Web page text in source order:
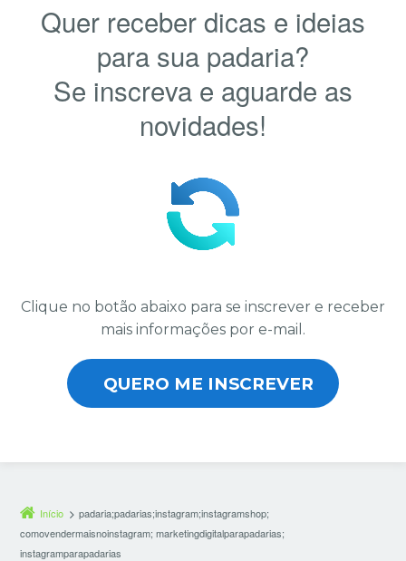
Quer receber dicas e ideias
para sua padaria?
Se inscreva e aguarde as
novidades!
Clique no botão abaixo para se inscrever e receber
mais informações por e-mail.
QUERO ME INSCREVER
Início
padaria;padarias;instagram;instagramshop;
comovendermaisnoinstagram; marketingdigitalparapadarias;
instagramparapadarias